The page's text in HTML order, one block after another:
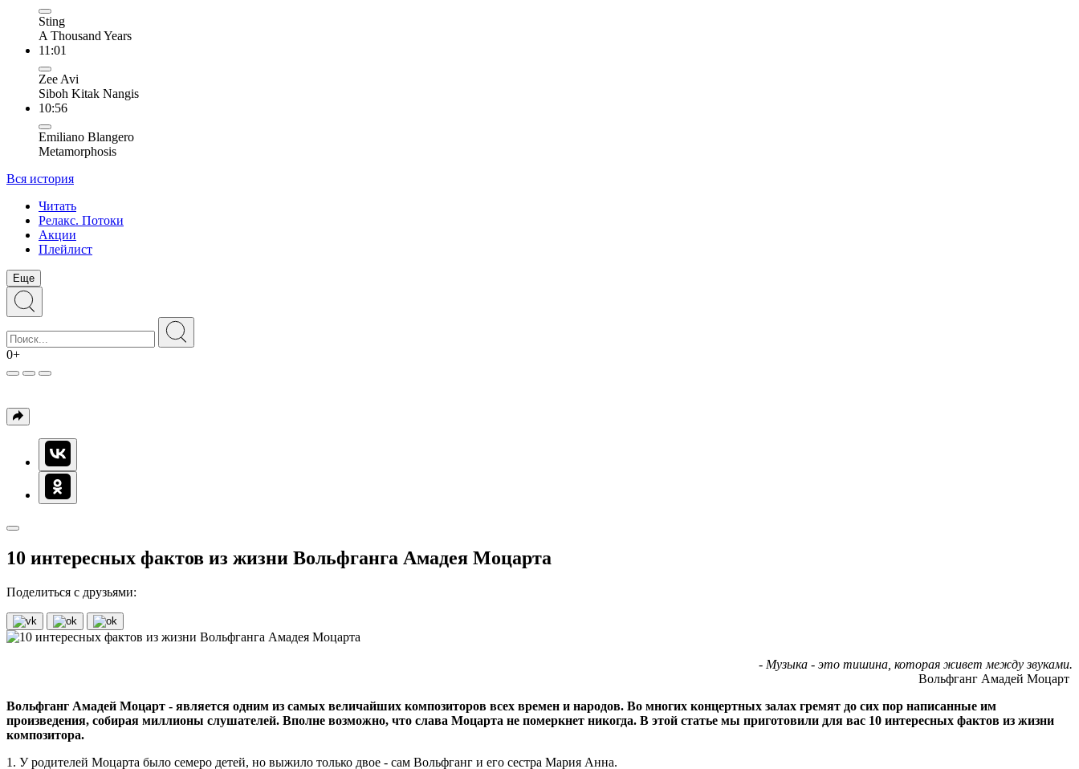
Sting
A Thousand Years
11:01
Zee Avi
Siboh Kitak Nangis
10:56
Emiliano Blangero
Metamorphosis
Вся история
Читать
Релакс. Потоки
Акции
Плейлист
Еще
0+
10 интересных фактов из жизни Вольфганга Амадея Моцарта
Поделиться с друзьями:
- Музыка - это тишина, которая живет между звуками.
Вольфганг Амадей Моцарт
Вольфганг Амадей Моцарт - является одним из самых величайших композиторов всех времен и народов. Во многих концертных залах гремят до сих пор написанные им
произведения, собирая миллионы слушателей. Вполне возможно, что слава Моцарта не померкнет никогда. В этой статье мы приготовили для вас 10 интересных фактов из жизни
композитора.
1. У родителей Моцарта было семеро детей, но выжило только двое - сам Вольфганг и его сестра Мария Анна.